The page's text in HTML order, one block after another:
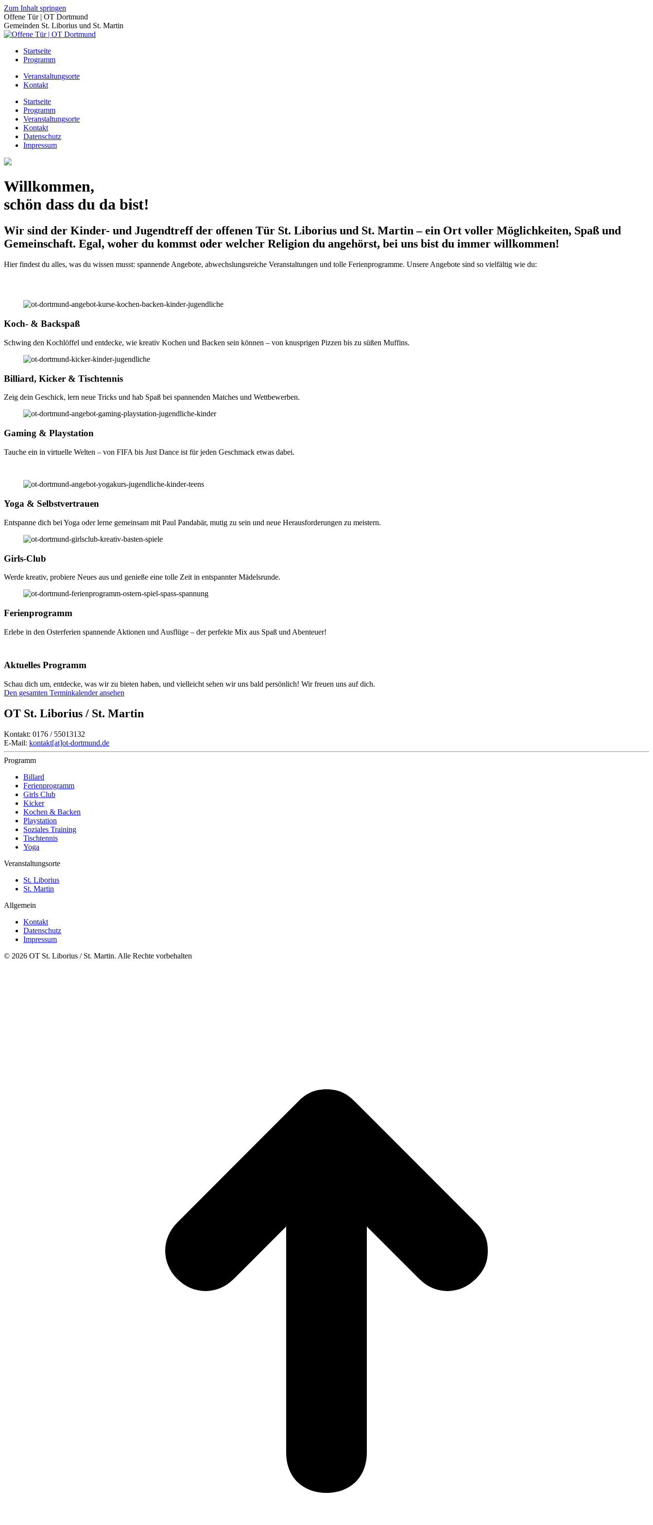
Zum Inhalt springen
Offene Tür | OT Dortmund
Gemeinden St. Liborius und St. Martin
Startseite
Programm
Veranstaltungsorte
Kontakt
Startseite
Programm
Veranstaltungsorte
Kontakt
Datenschutz
Impressum
Willkommen,
schön dass du da bist!
Wir sind der Kinder- und Jugendtreff der offenen Tür St. Liborius und St. Martin – ein Ort voller Möglichkeiten, Spaß und
Gemeinschaft. Egal, woher du kommst oder welcher Religion du angehörst, bei uns bist du immer willkommen!
Hier findest du alles, was du wissen musst: spannende Angebote, abwechslungsreiche Veranstaltungen und tolle Ferienprogramme. Unsere Angebote sind so vielfältig wie du:
Koch- & Backspaß
Schwing den Kochlöffel und entdecke, wie kreativ Kochen und Backen sein können – von knusprigen Pizzen bis zu süßen Muffins.
Billiard, Kicker & Tischtennis
Zeig dein Geschick, lern neue Tricks und hab Spaß bei spannenden Matches und Wettbewerben.
Gaming & Playstation
Tauche ein in virtuelle Welten – von FIFA bis Just Dance ist für jeden Geschmack etwas dabei.
Yoga & Selbstvertrauen
Entspanne dich bei Yoga oder lerne gemeinsam mit Paul Pandabär, mutig zu sein und neue Herausforderungen zu meistern.
Girls-Club
Werde kreativ, probiere Neues aus und genieße eine tolle Zeit in entspannter Mädelsrunde.
Ferienprogramm
Erlebe in den Osterferien spannende Aktionen und Ausflüge – der perfekte Mix aus Spaß und Abenteuer!
Aktuelles Programm
Schau dich um, entdecke, was wir zu bieten haben, und vielleicht sehen wir uns bald persönlich! Wir freuen uns auf dich.
Den gesamten Terminkalender ansehen
OT St. Liborius / St. Martin
Kontakt: 0176 / 55013132
E-Mail: kontakt[at]ot-dortmund.de
Programm
Billard
Ferienprogramm
Girls Club
Kicker
Kochen & Backen
Playstation
Soziales Training
Tischtennis
Yoga
Veranstaltungsorte
St. Liborius
St. Martin
Allgemein
Kontakt
Datenschutz
Impressum
© 2026 OT St. Liborius / St. Martin. Alle Rechte vorbehalten